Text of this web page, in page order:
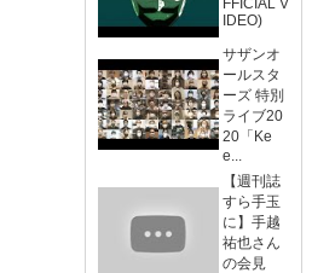
FFICIAL V
IDEO)
サザンオ
ールスタ
ーズ 特別
ライブ20
20「Ke
e...
【週刊誌
すら手玉
に】手越
祐也さん
の会見